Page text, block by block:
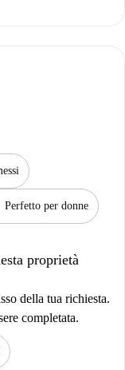
Perfetto per donne
proprietà
della tua richiesta.
completata.